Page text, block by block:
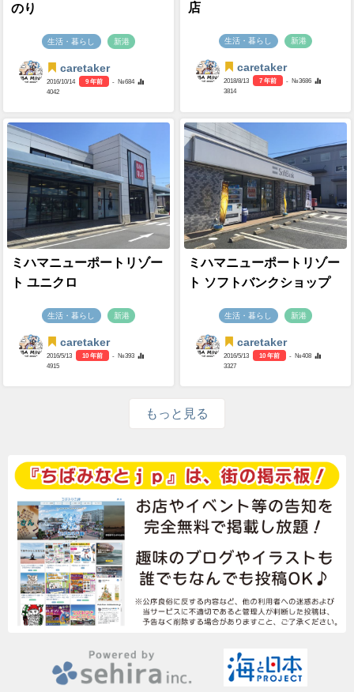
のり
生活・暮らし 新港
caretaker
2016/10/14 9 年前
- №684
4042
店
生活・暮らし 新港
caretaker
2018/8/13 7 年前
- №3686
3814
ミハマニューポートリゾー
ト ユニクロ
生活・暮らし 新港
caretaker
2016/5/13 10 年前
- №393
4915
ミハマニューポートリゾー
ト ソフトバンクショップ
生活・暮らし 新港
caretaker
2016/5/13 10 年前
- №408
3327
もっと見る